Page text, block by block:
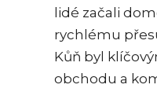
lidé začali
rychlému
Kůň byl
obchodu a